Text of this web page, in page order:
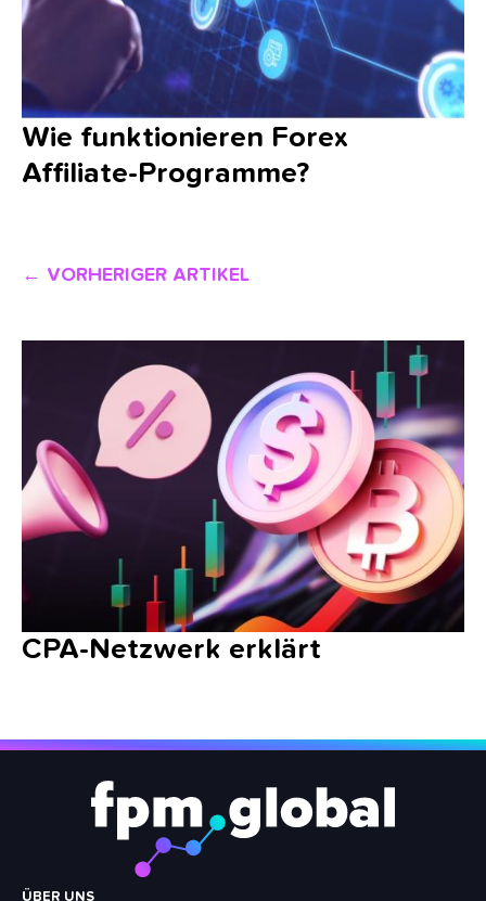
← VORHERIGER ARTIKEL
CPA-Netzwerk erklärt
Wie funktionieren Forex
Affiliate-Programme?
Footer
ÜBER UNS